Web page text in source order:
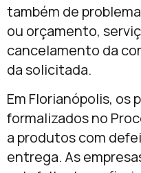
também de
ou orçamento,
cancelamento da
da solicitada.
Em Florianópolis, os
formalizados no
a produtos com
entrega. As